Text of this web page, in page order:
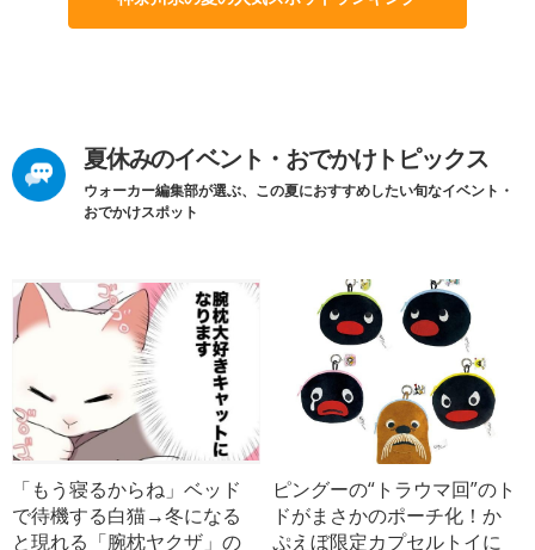
夏休みのイベント・おでかけトピックス
ウォーカー編集部が選ぶ、この夏におすすめしたい旬なイベント・
おでかけスポット
「もう寝るからね」ベッド
で待機する白猫→冬になる
と現れる「腕枕ヤクザ」の
ピングーの“トラウマ回”のト
ドがまさかのポーチ化！か
ぷえぼ限定カプセルトイに